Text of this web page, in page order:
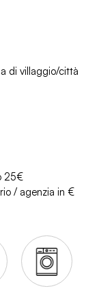
di villaggio/città
25€
/ agenzia in €